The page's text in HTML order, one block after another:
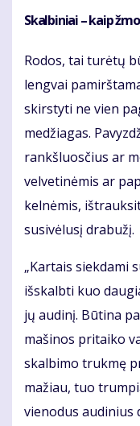
Skalbiniai – kaip
Rodos, tai turėtų
lengvai
skirstyti ne vien
medžiagas.
rankšluosčius ar
velvetinėmis ar
kelnėmis,
susivėlusį drabužį.
„Kartais siekdami
išskalbti kuo
jų audinį. Būtina
mašinos pritaiko
skalbimo trukmę
mažiau, tuo
vienodus audinius